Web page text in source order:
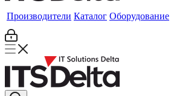
Производители Каталог Оборудование